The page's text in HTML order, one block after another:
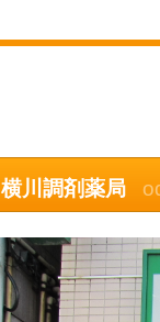
横川調剤薬局